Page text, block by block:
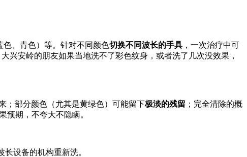
色、青色）等。针对不同颜色切换不同波长的手具 ，一次治疗中可
兴安岭的朋友如果当地洗不了彩色纹身，或者洗了几次没效果，
；部分颜色（尤其是黄绿色）可能留下极淡的残留 ；完全清除的概
预期，不夸大不隐瞒。
设备的机构重新洗。